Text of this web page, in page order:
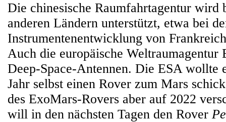
Die chinesische Raumfahrtagentur wird
anderen Ländern unterstützt, etwa bei
Instrumentenentwicklung von
Auch die europäische
Deep-Space-Antennen. Die ESA wollte
Jahr selbst einen Rover zum Mars
des ExoMars-Rovers aber auf 2022
will in den nächsten Tagen den Rover